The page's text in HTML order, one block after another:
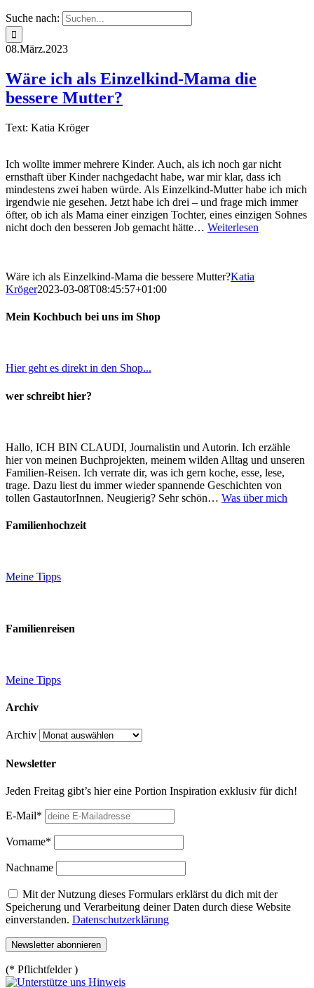
Suche nach:
08.März.2023
Wäre ich als Einzelkind-Mama die
bessere Mutter?
Text: Katia Kröger
Ich wollte immer mehrere Kinder. Auch, als ich noch gar nicht
ernsthaft über Kinder nachgedacht habe, war mir klar, dass ich
mindestens zwei haben würde. Als Einzelkind-Mutter habe ich mich
irgendwie nie gesehen. Jetzt habe ich drei – und frage mich immer
öfter, ob ich als Mama einer einzigen Tochter, eines einzigen Sohnes
nicht doch den besseren Job gemacht hätte… Weiterlesen
Wäre ich als Einzelkind-Mama die bessere Mutter?Katia
Kröger2023-03-08T08:45:57+01:00
Mein Kochbuch bei uns im Shop
Hier geht es direkt in den Shop...
wer schreibt hier?
Hallo, ICH BIN CLAUDI, Journalistin und Autorin. Ich erzähle
hier von meinen Buchprojekten, meinem wilden Alltag und unseren
Familien-Reisen. Ich verrate dir, was ich gern koche, esse, lese,
trage. Dazu liest du immer wieder spannende Geschichten von
tollen GastautorInnen. Neugierig? Sehr schön… Was über mich
Familienhochzeit
Meine Tipps
Familienreisen
Meine Tipps
Archiv
Archiv
Newsletter
Jeden Freitag gibt’s hier eine Portion Inspiration exklusiv für dich!
E-Mail*
Vorname*
Nachname
Mit der Nutzung dieses Formulars erklärst du dich mit der
Speicherung und Verarbeitung deiner Daten durch diese Website
einverstanden. Datenschutzerklärung
(* Pflichtfelder )